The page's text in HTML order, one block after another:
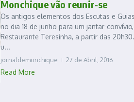
Monchique vão reunir-se
Os antigos elementos dos Escutas e
no dia 18 de junho para um jantar-
Restaurante Teresinha, a partir das
u...
jornaldemonchique 27 de Abril, 2016
Read More